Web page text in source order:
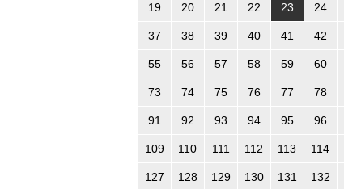
19 20 21 22 23 24
37 38 39 40 41 42
55 56 57 58 59 60
73 74 75 76 77 78
91 92 93 94 95 96
109 110 111 112 113 114
127 128 129 130 131 132